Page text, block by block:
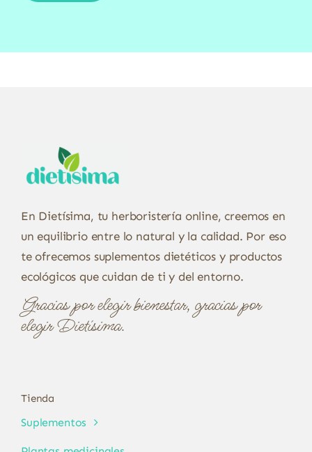
En Dietísima, tu herboristería online, creemos en
un equilibrio entre lo natural y la calidad. Por eso
te ofrecemos suplementos dietéticos y productos
ecológicos que cuidan de ti y del entorno.
Gracias por elegir bienestar, gracias por
elegir Dietísima.
Tienda
Suplementos